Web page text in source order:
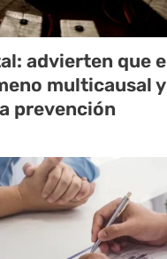
advierten que
multicausal
prevención